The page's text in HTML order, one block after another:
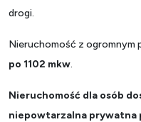
drogi.
Nieruchomość z ogromnym
po 1102 mkw.
Nieruchomość dla osób
niepowtarzalna prywatna